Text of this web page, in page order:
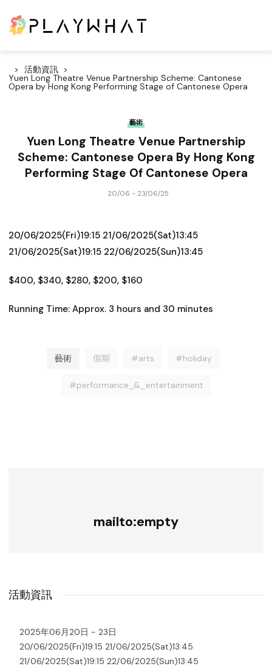
活動資訊
Yuen Long Theatre Venue Partnership Scheme: Cantonese
Opera by Hong Kong Performing Stage of Cantonese Opera
藝術
Yuen Long Theatre Venue Partnership
Scheme: Cantonese Opera By Hong Kong
Performing Stage Of Cantonese Opera
20/06 - 23/06/25
20/06/2025(Fri)19:15 21/06/2025(Sat)13:45
21/06/2025(Sat)19:15 22/06/2025(Sun)13:45
$400, $340, $280, $200, $160
Running Time: Approx. 3 hours and 30 minutes
藝術 假期 #arts #holiday
#performance_&_entertainment
mailto:empty
活動資訊
2025年06月20日 - 23日
20/06/2025(Fri)19:15 21/06/2025(Sat)13:45
21/06/2025(Sat)19:15 22/06/2025(Sun)13:45